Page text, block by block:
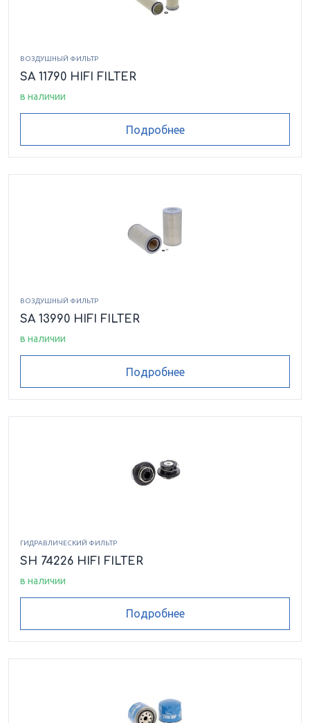
ВОЗДУШНЫЙ ФИЛЬТР
SA 11790 HIFI FILTER
в наличии
Подробнее
ВОЗДУШНЫЙ ФИЛЬТР
SA 13990 HIFI FILTER
в наличии
Подробнее
ГИДРАВЛИЧЕСКИЙ ФИЛЬТР
SH 74226 HIFI FILTER
в наличии
Подробнее